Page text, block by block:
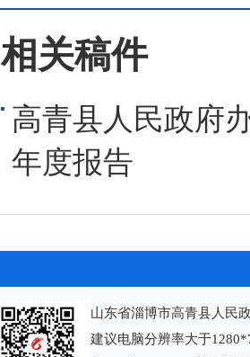
相关稿件
高青县人民政府
年度报告
山东省淄博市高青县人民
建议电脑分辨率大于